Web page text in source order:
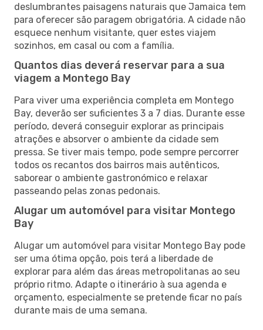
deslumbrantes paisagens naturais que Jamaica tem
para oferecer são paragem obrigatória. A cidade não
esquece nenhum visitante, quer estes viajem
sozinhos, em casal ou com a família.
Quantos dias deverá reservar para a sua
viagem a Montego Bay
Para viver uma experiência completa em Montego
Bay, deverão ser suficientes 3 a 7 dias. Durante esse
período, deverá conseguir explorar as principais
atrações e absorver o ambiente da cidade sem
pressa. Se tiver mais tempo, pode sempre percorrer
todos os recantos dos bairros mais autênticos,
saborear o ambiente gastronómico e relaxar
passeando pelas zonas pedonais.
Alugar um automóvel para visitar Montego
Bay
Alugar um automóvel para visitar Montego Bay pode
ser uma ótima opção, pois terá a liberdade de
explorar para além das áreas metropolitanas ao seu
próprio ritmo. Adapte o itinerário à sua agenda e
orçamento, especialmente se pretende ficar no país
durante mais de uma semana.